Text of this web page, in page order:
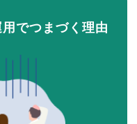
でつまづく理由